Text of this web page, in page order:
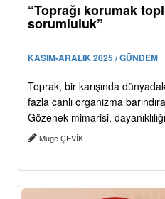
“Toprağı korumak
sorumluluk”
KASIM-ARALIK 2025 / GÜNDEM
Toprak, bir karışında
fazla canlı organizma
Gözenek mimarisi,
Müge ÇEVİK